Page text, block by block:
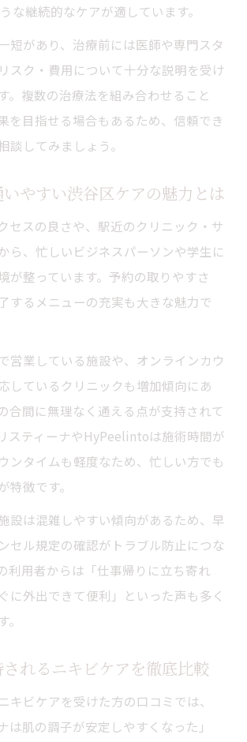
な継続的なケアが適しています。
短があり、治療前には医師や専門スタ
スク・費用について十分な説明を受け
。複数の治療法を組み合わせること
を目指せる場合もあるため、信頼でき
談してみましょう。
やすい渋谷区ケアの魅力とは
セスの良さや、駅近のクリニック・サ
ら、忙しいビジネスパーソンや学生に
が整っています。予約の取りやすさ
するメニューの充実も大きな魅力で
営業している施設や、オンラインカウ
しているクリニックも増加傾向にあ
合間に無理なく通える点が支持されて
スティーナやHyPeelintoは施術時間が
ンタイムも軽度なため、忙しい方でも
特徴です。
設は混雑しやすい傾向があるため、早
セル規定の確認がトラブル防止につな
利用者からは「仕事帰りに立ち寄れ
に外出できて便利」といった声も多く
れるニキビケアを徹底比較
キビケアを受けた方の口コミでは、
は肌の調子が安定しやすくなった」